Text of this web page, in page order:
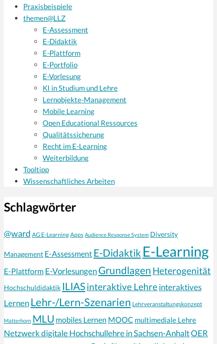
Praxisbeispiele
themen@LLZ
E-Assessment
E-Didaktik
E-Plattform
E-Portfolio
E-Vorlesung
KI in Studium und Lehre
Lernobjekte-Management
Mobile Learning
Open Educational Ressources
Qualitätssicherung
Recht im E-Learning
Weiterbildung
Tooltipp
Wissenschaftliches Arbeiten
Schlagwörter
@ward AG E-Learning Apps Audience Response System Diversity
Management E-Assessment E-Didaktik E-Learning
E-Plattform E-Vorlesungen Grundlagen Heterogenität
Hochschuldidaktik ILIASinteraktive Lehreinteraktives
LernenLehr-/Lern-Szenarien Lehrveranstaltungskonzept
Matterhorn MLU mobiles Lernen MOOC multimediale Lehre
Netzwerk digitale Hochschullehre in Sachsen-AnhaltOER